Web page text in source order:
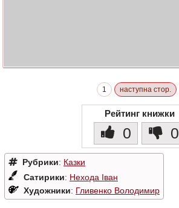
1 наступна стор.
Рейтинг книжки
0 0
Рубрики: Казки
Сатирики: Нехода Іван
Художники: Гливенко Володимир